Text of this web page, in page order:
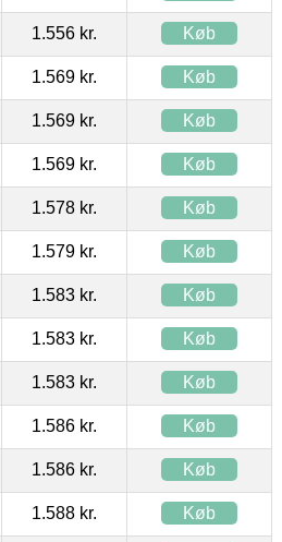
1.556 kr. Køb
1.569 kr. Køb
1.569 kr. Køb
1.569 kr. Køb
1.578 kr. Køb
1.579 kr. Køb
1.583 kr. Køb
1.583 kr. Køb
1.583 kr. Køb
1.586 kr. Køb
1.586 kr. Køb
1.588 kr. Køb